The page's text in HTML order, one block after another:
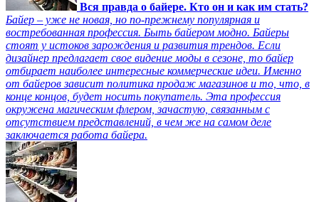
Вся правда о байере. Кто он и как им стать?
Байер – уже не новая, но по-прежнему популярная и
востребованная профессия. Быть байером модно. Байеры
стоят у истоков зарождения и развития трендов. Если
дизайнер предлагает свое видение моды в сезоне, то байер
отбирает наиболее интересные коммерческие идеи. Именно
от байеров зависит политика продаж магазинов и то, что, в
конце концов, будет носить покупатель. Эта профессия
окружена магическим флером, зачастую, связанным с
отсутствием представлений, в чем же на самом деле
заключается работа байера.